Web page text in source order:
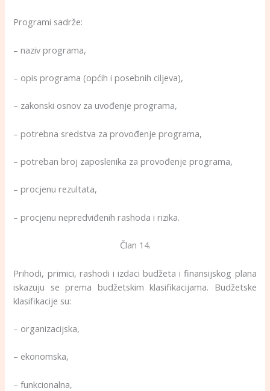
Programi sadrže:
– naziv programa,
– opis programa (općih i posebnih ciljeva),
– zakonski osnov za uvođenje programa,
– potrebna sredstva za provođenje programa,
– potreban broj zaposlenika za provođenje programa,
– procjenu rezultata,
– procjenu nepredviđenih rashoda i rizika.
Član 14.
Prihodi, primici, rashodi i izdaci budžeta i finansijskog plana
iskazuju se prema budžetskim klasifikacijama. Budžetske
klasifikacije su:
– organizacijska,
– ekonomska,
– funkcionalna,